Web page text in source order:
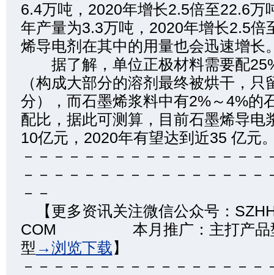
6.4万吨，2020年增长2.5倍至22.6万
年产量为3.3万吨，2020年增长2.5倍
烯导电剂在其中的用量也会迅速增长
据了解，单位正极材料需要配
（构成大部分的溶剂最终被烘干，只
分），而石墨烯浆料中有2%～4%的
配比，据此可测算，目前石墨烯导电
10亿元，2020年有望达到近35 亿元
－－－－－－－－－－－－－－－－
－－－－－－－－－－－－－－－－
－－
【更多资讯关注微信公众号：
COM 本月推广：主打产品型
型 →浏览下载】
－－－－－－－－－－－－－－－－